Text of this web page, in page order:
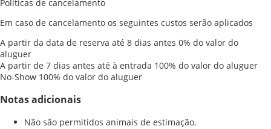
Políticas de cancelamento
Em caso de cancelamento os seguintes custos serão aplicados
A partir da data de reserva até 8 dias antes 0% do valor do
aluguer
A partir de 7 dias antes até à entrada 100% do valor do aluguer
No-Show 100% do valor do aluguer
Notas adicionais
Não são permitidos animais de estimação.